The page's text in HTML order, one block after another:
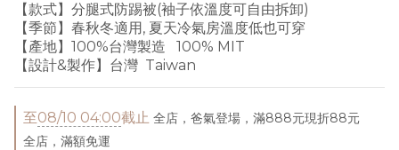
【款式】分腿式防踢被(袖子依溫度可自由拆卸)
【季節】春秋冬適用, 夏天冷氣房溫度低也可穿
【產地】100%台灣製造   100% MIT
【設計&製作】台灣  Taiwan
至08/10 04:00截止 全店，爸氣登場，滿888元現折88元
全店，滿額免運